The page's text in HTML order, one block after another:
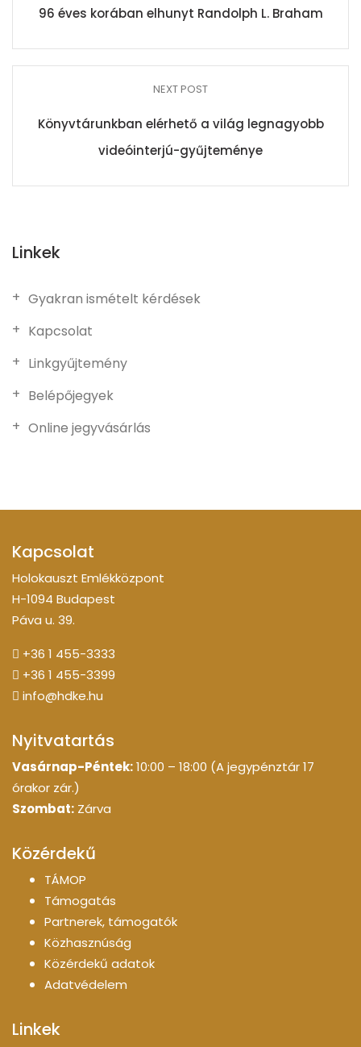
96 éves korában elhunyt Randolph L. Braham
NEXT POST
Könyvtárunkban elérhető a világ legnagyobb
videóinterjú-gyűjteménye
Linkek
Gyakran ismételt kérdések
Kapcsolat
Linkgyűjtemény
Belépőjegyek
Online jegyvásárlás
Kapcsolat
Holokauszt Emlékközpont
H-1094 Budapest
Páva u. 39.
+36 1 455-3333
+36 1 455-3399
info@hdke.hu
Nyitvatartás
Vasárnap-Péntek:10:00 – 18:00 (A jegypénztár 17
órakor zár.)
Szombat: Zárva
Közérdekű
TÁMOP
Támogatás
Partnerek, támogatók
Közhasznúság
Közérdekű adatok
Adatvédelem
Linkek